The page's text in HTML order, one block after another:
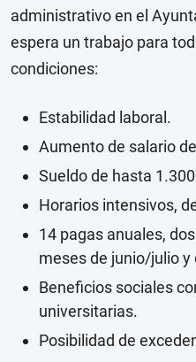
administrativo en el
espera un trabajo para
condiciones:
Estabilidad laboral.
Aumento de salario
Sueldo de hasta
Horarios intensivos,
14 pagas anuales,
meses de junio/julio y
Beneficios sociales
universitarias.
Posibilidad de